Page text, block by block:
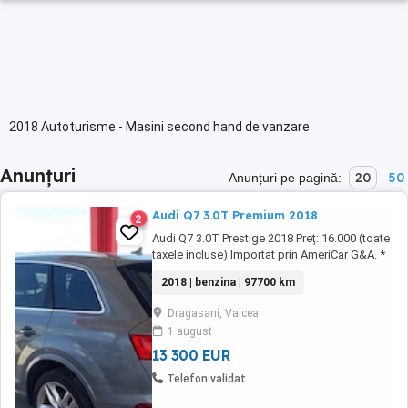
2018 Autoturisme - Masini second hand de vanzare
Anunțuri Anunțuri pe pagină: 20 50
2 Audi Q7 3.0T Premium 2018
Audi Q7 3.0T Prestige 2018 Preț: 16.000 (toate
taxele incluse) Importat prin AmeriCar G&A. *
Premium * Titlu de proprietate: Clean * Stare:
Funcțional, pornește și se deplasează (Run &
Drive) * Kilometraj: 97.719 mile Fără daune.
Dotări: * Pachet Prestige * ...
2018 | benzina | 97700 km
Dragasani, Valcea
1 august
13 300 EUR
Telefon validat